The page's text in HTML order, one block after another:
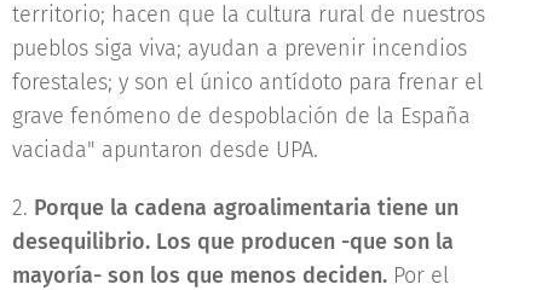
territorio; hacen que la cultura rural de nuestros
pueblos siga viva; ayudan a prevenir incendios
forestales; y son el único antídoto para frenar el
grave fenómeno de despoblación de la España
vaciada" apuntaron desde UPA.
2. Porque la cadena agroalimentaria tiene un
desequilibrio. Los que producen -que son la
mayoría- son los que menos deciden. Por el